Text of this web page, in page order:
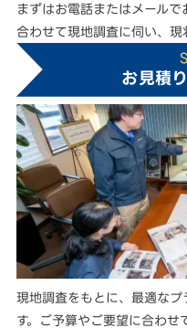
まずはお電話またはメール
合わせて現地調査に伺い、現
お見積
現地調査をもとに、最適な
す。ご予算やご要望に合わせ